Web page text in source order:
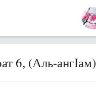
6, (Аль-ангIам)